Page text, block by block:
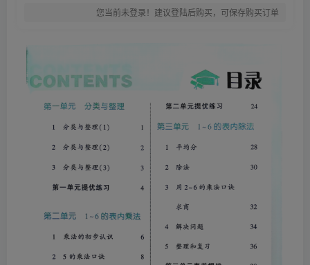
您当前未登录！建议登陆后购买，可保存购买订单